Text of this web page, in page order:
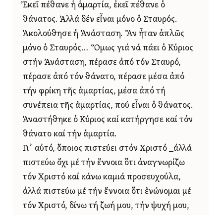
Ἐκεῖ πέθανε ἡ ἁμαρτία, ἐκεῖ πέθανε ὁ
θάνατος. Ἀλλά δέν εἶναι μόνο ὁ Σταυρός.
Ἀκολούθησε ἡ Ἀνάσταση. Ἄν ἦταν ἁπλῶς
μόνο ὁ Σταυρός… Ὅμως γιά νά πάει ὁ Κύριος
στήν Ἀνάσταση, πέρασε ἀπό τόν Σταυρό,
πέρασε ἀπό τόν θάνατο, πέρασε μέσα ἀπό
τήν φρίκη τῆς ἁμαρτίας, μέσα ἀπό τή
συνέπεια τῆς ἁμαρτίας, πού εἶναι ὁ θάνατος.
Ἀναστήθηκε ὁ Κύριος καί κατήργησε καί τόν
θάνατο καί τήν ἁμαρτία.
Γι᾿ αὐτό, ὅποιος πιστεύει στόν Χριστό _ἀλλά
πιστεύω ὄχι μέ τήν ἔννοια ὅτι ἀναγνωρίζω
τόν Χριστό καί κάνω καμιά προσευχούλα,
ἀλλά πιστεύω μέ τήν ἔννοια ὅτι ἑνώνομαι μέ
τόν Χριστό, δίνω τή ζωή μου, τήν ψυχή μου,